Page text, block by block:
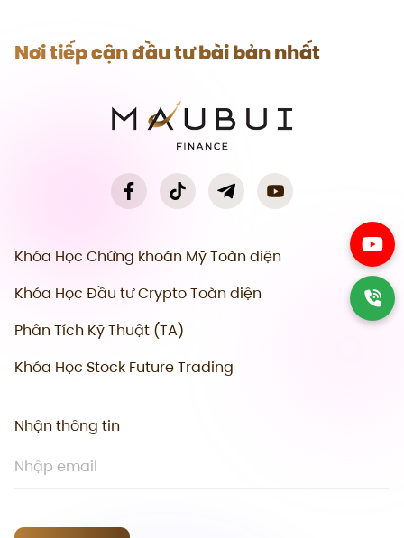
Nơi tiếp cận đầu tư bài bản nhất
Khóa Học Chứng khoán Mỹ Toàn diện
Khóa Học Đầu tư Crypto Toàn diện
Phân Tích Kỹ Thuật (TA)
Khóa Học Stock Future Trading
Nhận thông tin